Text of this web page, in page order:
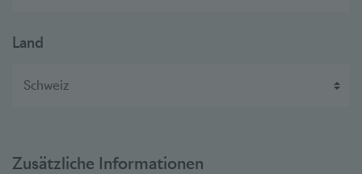
Land
Zusätzliche Informationen